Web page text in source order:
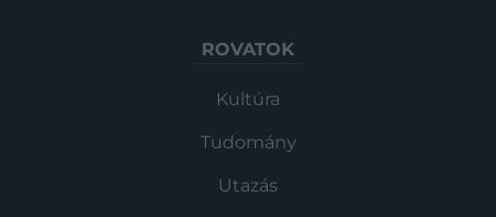
ROVATOK
Kultúra
Tudomány
Utazás